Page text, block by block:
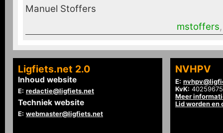
Manuel Stoffers
mstoffers
Ligfiets.net 2.0
Inhoud website
E: redactie@ligfiets.net
Techniek website
E: webmaster@ligfiets.net
NVHPV
E:
KvK: 40259675
Meer
Lid worden en